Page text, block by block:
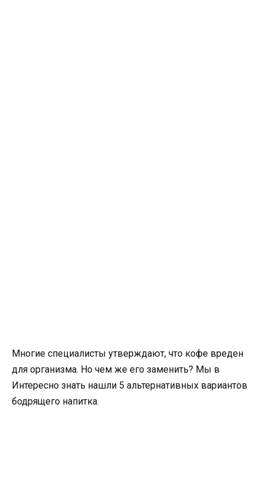
Многие специалисты утверждают, что кофе вреден
для организма. Но чем же его заменить? Мы в
Интересно знать нашли 5 альтернативных вариантов
бодрящего напитка.